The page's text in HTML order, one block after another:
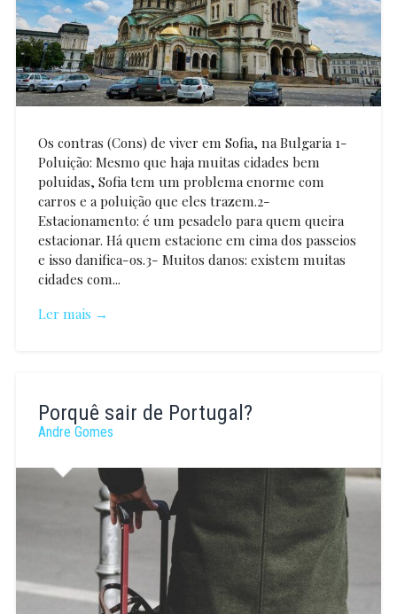
Os contras (Cons) de viver em Sofia, na Bulgaria 1-
Poluição: Mesmo que haja muitas cidades bem
poluidas, Sofia tem um problema enorme com
carros e a poluição que eles trazem.2-
Estacionamento: é um pesadelo para quem queira
estacionar. Há quem estacione em cima dos passeios
e isso danifica-os.3- Muitos danos: existem muitas
cidades com...
Ler mais →
Gomes
Porquê sair de Portugal?
Andre Gomes